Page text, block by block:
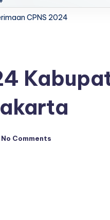
CPNS 2024
No Comments